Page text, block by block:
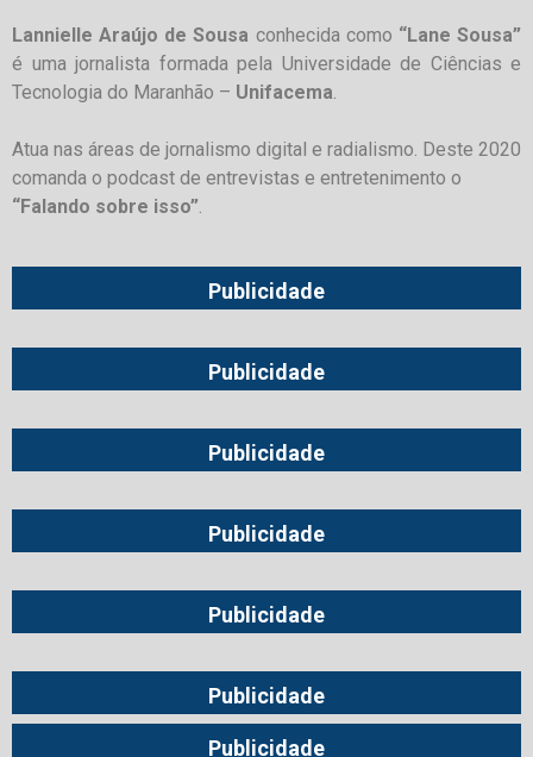
Lannielle Araújo de Sousa conhecida como “Lane Sousa”
é uma jornalista formada pela Universidade de Ciências e
Tecnologia do Maranhão – Unifacema.
Atua nas áreas de jornalismo digital e radialismo. Deste 2020
comanda o podcast de entrevistas e entretenimento o
“Falando sobre isso”.
Publicidade
Publicidade
Publicidade
Publicidade
Publicidade
Publicidade
Publicidade